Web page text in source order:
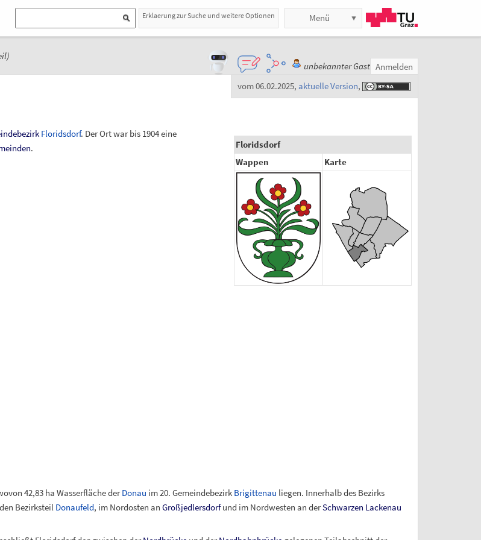
Erklaerung zur Suche und weitere Optionen Menü
unbekannter Gast Anmelden
vom 06.02.2025, aktuelle Version,
Floridsdorf
Wappen
Karte
Floridsdorf. Der Ort war bis 1904 eine
.
42,83 ha Wasserfläche derDonau im 20. Gemeindebezirk Brigittenau liegen. Innerhalb des Bezirks
Bezirksteil Donaufeld, im Nordosten an Großjedlersdorfund im Nordwesten an derSchwarzen Lackenau